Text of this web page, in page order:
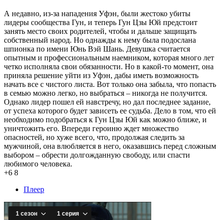
А недавно, из-за нападения Уфэн, были жестоко убиты
лидеры сообщества Гун, и теперь Гун Цзы Юй предстоит
занять место своих родителей, чтобы и дальше защищать
собственный народ. Но однажды к нему была подослана
шпионка по имени Юнь Вэй Шань. Девушка считается
опытным и профессиональным наемником, которая много лет
четко исполняла свои обязанности. Но в какой-то момент, она
приняла решение уйти из Уфэн, дабы иметь возможность
начать все с чистого листа. Вот только она забыла, что попасть
в семью можно легко, но выбраться – никогда не получится.
Однако лидер пошел ей навстречу, но дал последнее задание,
от успеха которого будет зависеть ее судьба. Дело в том, что ей
необходимо подобраться к Гун Цзы Юй как можно ближе, и
уничтожить его. Впереди героиню ждет множество
опасностей, но хуже всего, что, продолжая следить за
мужчиной, она влюбляется в него, оказавшись перед сложным
выбором – обрести долгожданную свободу, или спасти
любимого человека.
+6 8
Плеер